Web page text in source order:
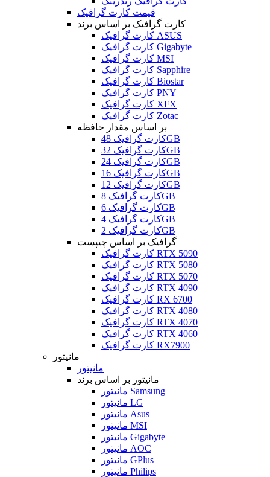
قیمت کارت گرافیک
کارت گرافیک بر اساس برند
کارت گرافیک ASUS
کارت گرافیک Gigabyte
کارت گرافیک MSI
کارت گرافیک Sapphire
کارت گرافیک Biostar
کارت گرافیک PNY
کارت گرافیک XFX
کارت گرافیک Zotac
بر اساس مقدار حافظه
کارت گرافیک 48GB
کارت گرافیک 32GB
کارت گرافیک 24GB
کارت گرافیک 16GB
کارت گرافیک 12GB
کارت گرافیک 8GB
کارت گرافیک 6GB
کارت گرافیک 4GB
کارت گرافیک 2GB
گرافیک بر اساس چیپست
کارت گرافیک RTX 5090
کارت گرافیک RTX 5080
کارت گرافیک RTX 5070
کارت گرافیک RTX 4090
کارت گرافیک RX 6700
کارت گرافیک RTX 4080
کارت گرافیک RTX 4070
کارت گرافیک RTX 4060
کارت گرافیک RX7900
مانیتور
مانیتور
مانیتور بر اساس برند
مانیتور Samsung
مانیتور LG
مانیتور Asus
مانیتور MSI
مانیتور Gigabyte
مانیتور AOC
مانیتور GPlus
مانیتور Philips